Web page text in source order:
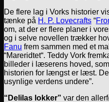
De flere lag i Vorks historier
tænke på H. P. Lovecrafts “
om, at der er flere planer i
og i selve novellen trækker
Fanu frem sammen med et
“Mareridtet“. Teddy Vork
billeder i læserens hoved,
historien for længst er læst.
usynlige verdens undere”.
“Delilas lokker” var den